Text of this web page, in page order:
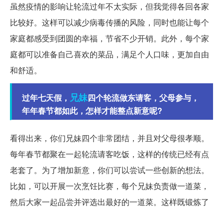
虽然疫情的影响让轮流过年不太实际，但我觉得各回各家
比较好。这样可以减少病毒传播的风险，同时也能让每个
家庭都感受到团圆的幸福，节省不少开销。此外，每个家
庭都可以准备自己喜欢的菜品，满足个人口味，更加自由
和舒适。
过年七天假， 兄妹四个轮流做东请客，父母参与，
年年春节都如此，怎样才能整点新意呢?
看得出来，你们兄妹四个非常团结，并且对父母很孝顺。
每年春节都聚在一起轮流请客吃饭，这样的传统已经有点
老套了。为了增加新意，你们可以尝试一些创新的想法。
比如，可以开展一次烹饪比赛，每个兄妹负责做一道菜，
然后大家一起品尝并评选出最好的一道菜。这样既锻炼了